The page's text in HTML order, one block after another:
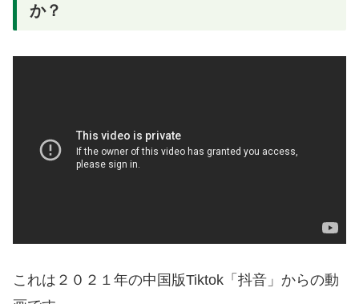
か？
これは２０２１年の中国版Tiktok「抖音」からの動